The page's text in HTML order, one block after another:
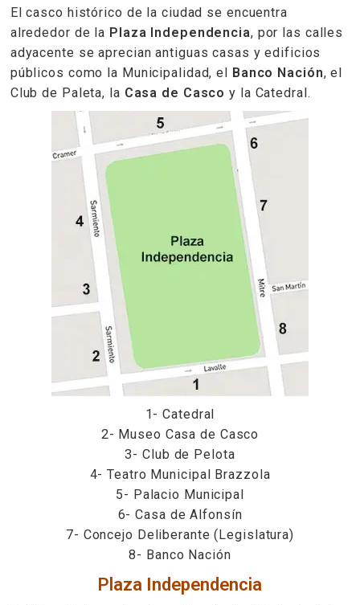
El casco histórico de la ciudad se encuentra
alrededor de la Plaza Independencia, por las calles
adyacente se aprecian antiguas casas y edificios
públicos como la Municipalidad, el Banco Nación, el
Club de Paleta, la Casa de Casco y la Catedral.
1- Catedral
2- Museo Casa de Casco
3- Club de Pelota
4- Teatro Municipal Brazzola
5- Palacio Municipal
6- Casa de Alfonsín
7- Concejo Deliberante (Legislatura)
8- Banco Nación
Plaza Independencia